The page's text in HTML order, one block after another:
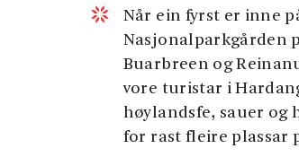
Når ein fyrst er inne
Nasjonalparkgården
Buarbreen og
vore turistar i
høylandsfe, sauer og
for rast fleire plassar